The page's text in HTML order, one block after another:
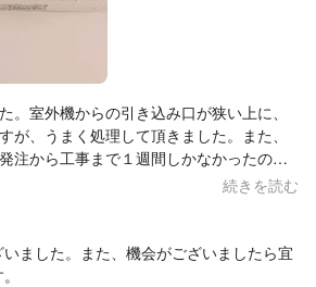
。室外機からの引き込み口が狭い上に、
が、うまく処理して頂きました。また、
注から工事まで１週間しかなかったので
た。取り付けして頂いた方も気持ちよ
続きを読む
ました。また、機会がございましたら宜